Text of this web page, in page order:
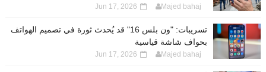
Majed bahaj
Jun 17, 2026
تسريبات: "ون بلس 16" قد يُحدث ثورة في تصميم الهواتف
بحواف شاشة قياسية
Majed bahaj
Jun 17, 2026